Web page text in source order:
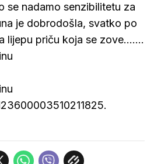
se nadamo senzibilitetu za
je dobrodošla, svatko po
lijepu priču koja se zove.......